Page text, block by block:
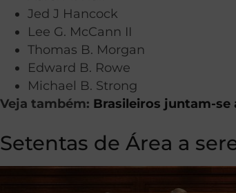
Jed J Hancock
Lee G. McCann II
Thomas B. Morgan
Edward B. Rowe
Michael B. Strong
Veja também: Brasileiros juntam-se
Setentas de Área a